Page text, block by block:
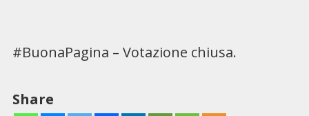
#BuonaPagina – Votazione chiusa.
Share